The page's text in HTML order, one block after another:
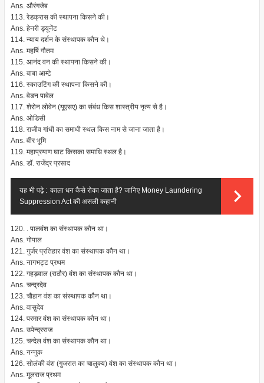
Ans. औरंगजेब
113. रेडक्रास की स्थापना किसने की।
Ans. हेनरी ड्यूनेंट
114. न्याय दर्शन के संस्थापक कौन थे।
Ans. महर्षि गौतम
115. आनंद वन की स्थापना किसने की।
Ans. बाबा आम्टे
116. स्काउटिंग की स्थापना किसने की।
Ans. वेडन पावेल
117. शेरोन लोवेन (यूएसए) का संबंध किस शास्त्रीय नृत्य से है।
Ans. ओडिसी
118. राजीव गांधी का समाधी स्थल किस नाम से जाना जाता है।
Ans. वीर भूमि
119. महाप्रयाण घाट किसका समाधि स्थल है।
Ans. डॉ. राजेंद्र प्रसाद
यह भी पढ़े : काला धन कैसे रोका जाता है? जानिए Money Laundering
Suppression Act की असली कहानी
120. . पालवंश का संस्थापक कौन था।
Ans. गोपाल
121. गुर्जर प्रतिहार वंश का संस्थापक कौन था।
Ans. नागभट्ट प्रथम
122. गहड़वाल (राठौर) वंश का संस्थापक कौन था।
Ans. चन्द्रदेव
123. चौहान वंश का संस्थापक कौन था।
Ans. वासुदेव
124. परमार वंश का संस्थापक कौन था।
Ans. उपेन्द्रराज
125. चन्देल वंश का संस्थापक कौन था।
Ans. नन्नुक
126. सोलंकी वंश (गुजरात का चालुक्य) वंश का संस्थापक कौन था।
Ans. मूलराज प्रथम